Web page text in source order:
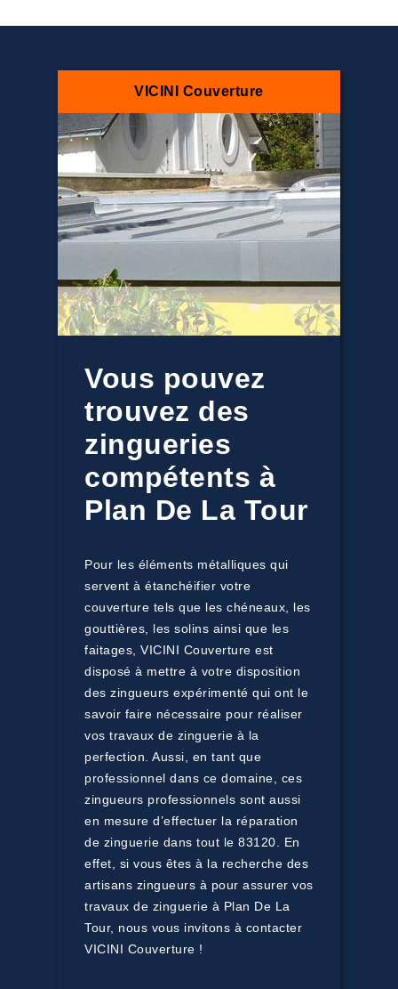
VICINI Couverture
Vous pouvez
trouvez des
zingueries
compétents à
Plan De La Tour
Pour les éléments métalliques qui
servent à étanchéifier votre
couverture tels que les chéneaux, les
gouttières, les solins ainsi que les
faitages, VICINI Couverture est
disposé à mettre à votre disposition
des zingueurs expérimenté qui ont le
savoir faire nécessaire pour réaliser
vos travaux de zinguerie à la
perfection. Aussi, en tant que
professionnel dans ce domaine, ces
zingueurs professionnels sont aussi
en mesure d’effectuer la réparation
de zinguerie dans tout le 83120. En
effet, si vous êtes à la recherche des
artisans zingueurs à pour assurer vos
travaux de zinguerie à Plan De La
Tour, nous vous invitons à contacter
VICINI Couverture !